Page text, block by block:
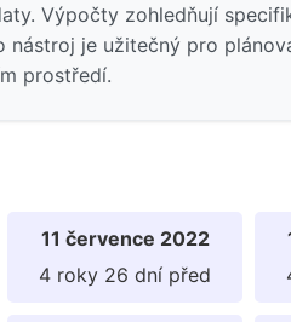
Výpočty zohledňují
nástroj je užitečný pro
prostředí.
11 července 2022
4 roky 26 dní před